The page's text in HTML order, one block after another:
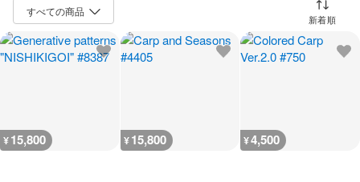
並び替え
¥15,800 ¥15,800 ¥4,500